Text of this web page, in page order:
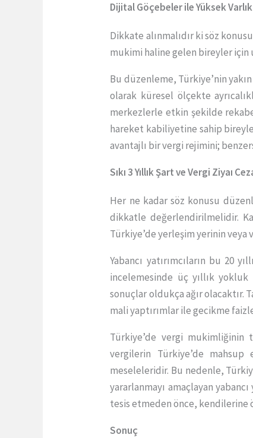
Dijital Göçebeler ile Yüksek
Dikkate alınmalıdır ki söz
mukimi haline gelen bireyler için
Bu düzenleme, Türkiye’nin
olarak küresel ölçekte
merkezlerle etkin şekilde
hareket kabiliyetine sahip
avantajlı bir vergi rejimini;
Sıkı 3 Yıllık Şart ve Vergi Ziyaı
Her ne kadar söz konusu
dikkatle değerlendirilmelidir.
Türkiye’de yerleşim yerinin
Yabancı yatırımcıların bu 20
incelemesinde üç yıllık yokluk
sonuçlar oldukça ağır
mali yaptırımlar ile gecikme
Türkiye’de vergi mukimliğinin
vergilerin Türkiye’de
meseleleridir. Bu nedenle,
yararlanmayı amaçlayan
tesis etmeden önce, kendilerine
Sonuç